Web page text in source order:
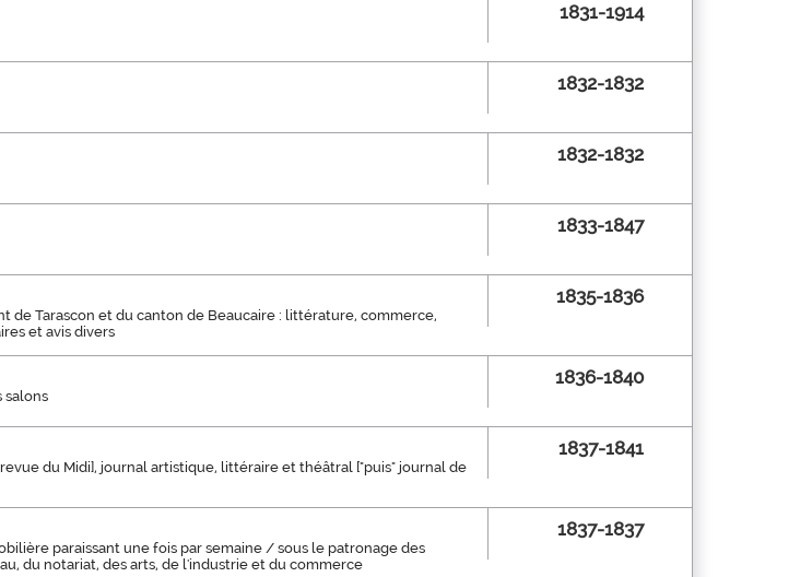
1831-1914
1832-1832
1832-1832
1833-1847
de Tarascon et du canton de Beaucaire : littérature, commerce,
et avis divers
1835-1836
salons
1836-1840
du Midi], journal artistique, littéraire et théâtral ["puis" journal de
1837-1841
paraissant une fois par semaine / sous le patronage des
du notariat, des arts, de l'industrie et du commerce
1837-1837